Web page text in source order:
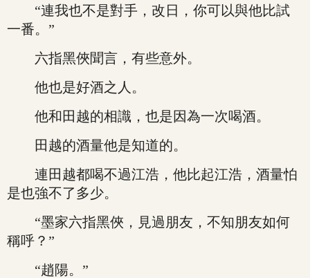
“連我也不是對手，改日，你可以與他比試
一番。”
六指黑俠聞言，有些意外。
他也是好酒之人。
他和田越的相識，也是因為一次喝酒。
田越的酒量他是知道的。
連田越都喝不過江浩，他比起江浩，酒量怕
是也強不了多少。
“墨家六指黑俠，見過朋友，不知朋友如何
稱呼？”
“趙陽。”